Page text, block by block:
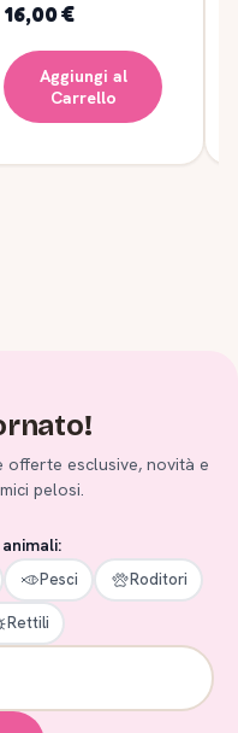
16,00 €
Aggiungi al
Carrello
esclusive, novità e
pelosi.
Pesci Roditori
Rettili